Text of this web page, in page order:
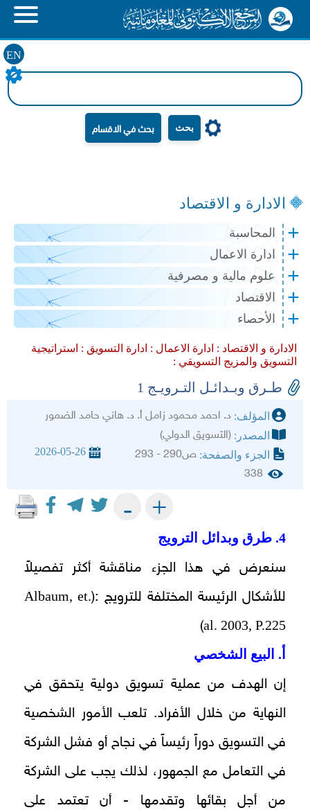
EN
بحث
الادارة و الاقتصاد
المحاسبة
ادارة الاعمال
علوم مالية و مصرفية
الاقتصاد
الأحصاء
الادارة و الاقتصاد : ادارة الاعمال : ادارة التسويق : استراتيجية
التسويق والمزيج التسويقي :
طـرق وبـدائـل التـرويـج 1
المؤلف: د. احمد محمود زامل أ. د. هاني حامد الضمور
المصدر: (التسويق الدولي)
الجزء والصفحة: ص290 - 293 2026-05-26
338
+
-
4. طرق وبدائل الترويج
سنعرض في هذا الجزء مناقشة أكثر تفصيلاً
للأشكال الرئيسة المختلفة للترويج :(Albaum, et.
al. 2003, P.225
)
أ. البيع الشخصي
إن الهدف من عملية تسويق دولية يتحقق في
النهاية من خلال الأفراد. تلعب الأمور الشخصية
في التسويق دوراً رئيساً في نجاح أو فشل الشركة
في التعامل مع الجمهور، لذلك يجب على الشركة
من أجل بقائها وتقدمها - أن تعتمد على